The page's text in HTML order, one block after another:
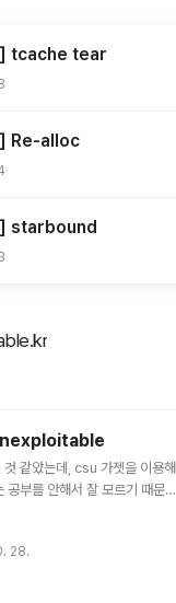
tcache tear
Re-alloc
starbound
같았는데, csu 가젯을 이용해
부를 안해서 잘 모르기 때문에
에 syscall 가젯 주소를 적어주
28.